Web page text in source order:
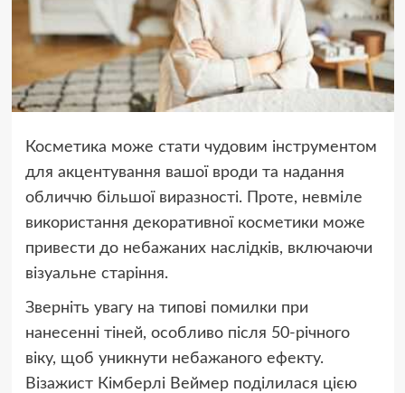
Косметика може стати чудовим інструментом
для акцентування вашої вроди та надання
обличчю більшої виразності. Проте, невміле
використання декоративної косметики може
привести до небажаних наслідків, включаючи
візуальне старіння.
Зверніть увагу на типові помилки при
нанесенні тіней, особливо після 50-річного
віку, щоб уникнути небажаного ефекту.
Візажист Кімберлі Веймер поділилася цією